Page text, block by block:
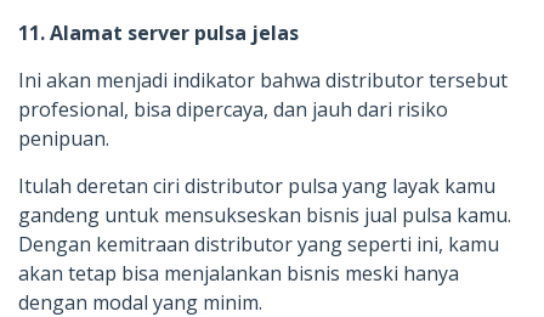
11. Alamat server pulsa jelas
Ini akan menjadi indikator bahwa distributor tersebut
profesional, bisa dipercaya, dan jauh dari risiko
penipuan.
Itulah deretan ciri distributor pulsa yang layak kamu
gandeng untuk mensukseskan bisnis jual pulsa kamu.
Dengan kemitraan distributor yang seperti ini, kamu
akan tetap bisa menjalankan bisnis meski hanya
dengan modal yang minim.